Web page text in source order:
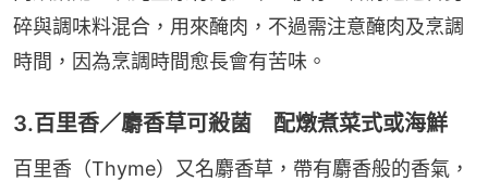
碎與調味料混合，用來醃肉，不過需注意醃肉及烹調
時間，因為烹調時間愈長會有苦味。
3.百里香／麝香草可殺菌 配燉煮菜式或海鮮
百里香（Thyme）又名麝香草，帶有麝香般的香氣，